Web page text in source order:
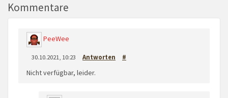
Kommentare
PeeWee
30.10.2021, 10:23 Antworten #
Nicht verfügbar, leider.